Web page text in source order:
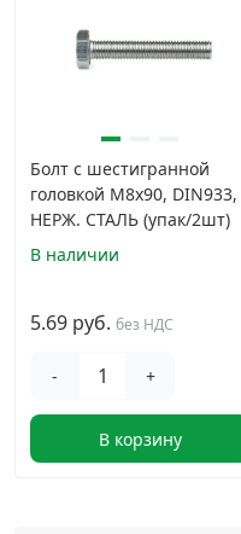
Болт с шестигранной
головкой M8х90, DIN933,
НЕРЖ. СТАЛЬ (упак/2шт)
В наличии
5.69 руб. без НДС
- +
В корзину